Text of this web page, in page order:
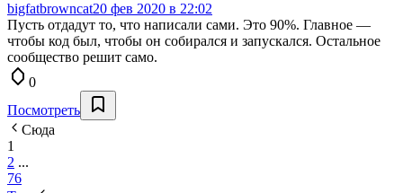
bigfatbrowncat20 фев 2020 в 22:02
Пусть отдадут то, что написали сами. Это 90%. Главное —
чтобы код был, чтобы он собирался и запускался. Остальное
сообщество решит само.
0
Посмотреть
Сюда
1
2 ...
76